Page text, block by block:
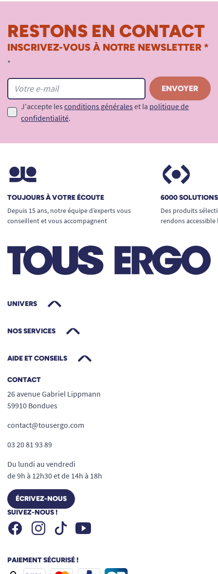
RESTONS EN CONTACT
INSCRIVEZ-VOUS À NOTRE NEWSLETTER *
*
J'accepte les conditions générales et la politique de
confidentialité.
TOUJOURS À VOTRE ÉCOUTE
Depuis 15 ans, notre équipe d’experts vous
conseillent et vous accompagnent
6000
Des produits
rendons
UNIVERS
NOS SERVICES
AIDE ET CONSEILS
CONTACT
26 avenue Gabriel Lippmann
59910 Bondues
contact@tousergo.com
03 20 81 93 89
Du lundi au vendredi
de 9h à 12h30 et de 14h à 18h
ÉCRIVEZ-NOUS
SUIVEZ-NOUS !
FacebookInstagramTiktok Youtube
PAIEMENT SÉCURISÉ !